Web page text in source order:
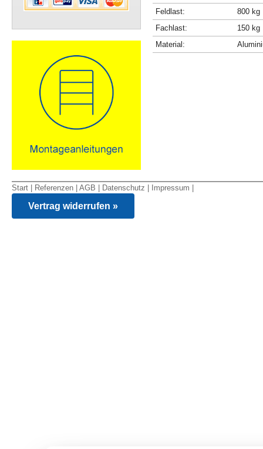
Feldlast:
800 kg
Fachlast:
150 kg
Material:
Start Referenzen AGB Datenschutz Impressum
Vertrag widerrufen »